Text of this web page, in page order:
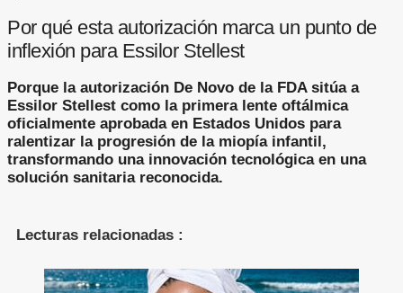
Por qué esta autorización marca un punto de
inflexión para Essilor Stellest
Porque la autorización De Novo de la FDA sitúa a
Essilor Stellest como la primera lente oftálmica
oficialmente aprobada en Estados Unidos para
ralentizar la progresión de la miopía infantil,
transformando una innovación tecnológica en una
solución sanitaria reconocida.
Lecturas relacionadas :